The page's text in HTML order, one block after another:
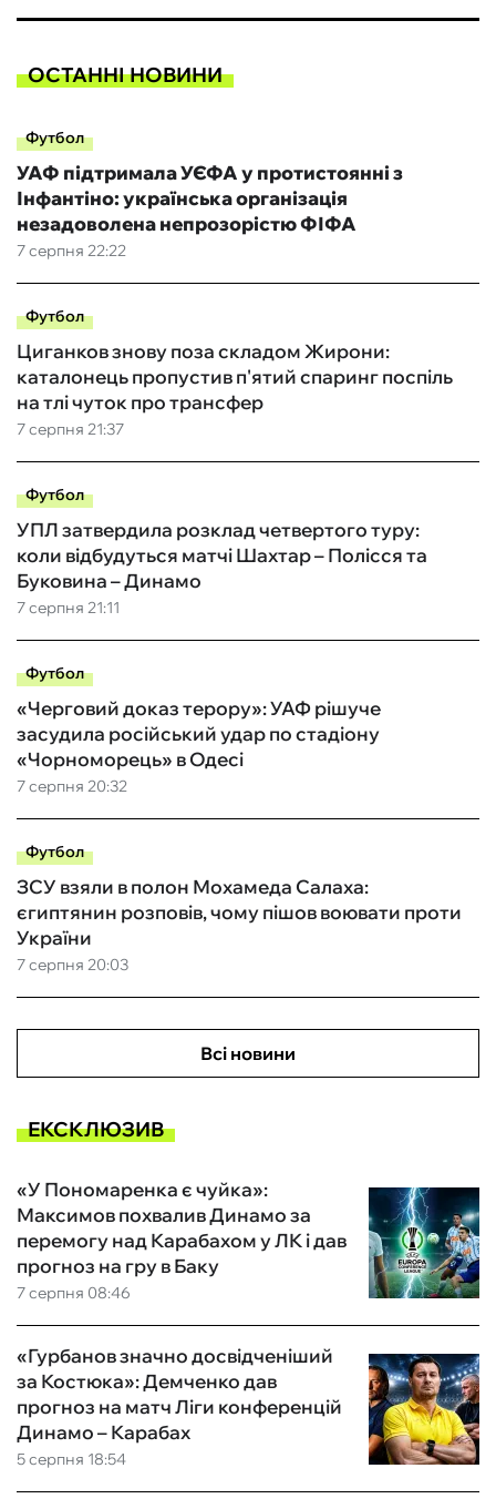
ОСТАННІ НОВИНИ
Футбол
7 серпня 22:22
УАФ підтримала УЄФА у протистоянні з
Інфантіно: українська організація
незадоволена непрозорістю ФІФА
Футбол
7 серпня 21:37
Циганков знову поза складом Жирони:
каталонець пропустив п'ятий спаринг поспіль
на тлі чуток про трансфер
Футбол
7 серпня 21:11
УПЛ затвердила розклад четвертого туру:
коли відбудуться матчі Шахтар – Полісся та
Буковина – Динамо
Футбол
7 серпня 20:32
«Черговий доказ терору»: УАФ рішуче
засудила російський удар по стадіону
«Чорноморець» в Одесі
Футбол
7 серпня 20:03
ЗСУ взяли в полон Мохамеда Салаха:
єгиптянин розповів, чому пішов воювати проти
України
Всі новини
ЕКСКЛЮЗИВ
7 серпня 08:46
«У Пономаренка є чуйка»:
Максимов похвалив Динамо за
перемогу над Карабахом у ЛК і дав
прогноз на гру в Баку
5 серпня 18:54
«Гурбанов значно досвідченіший
за Костюка»: Демченко дав
прогноз на матч Ліги конференцій
Динамо – Карабах